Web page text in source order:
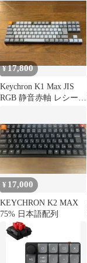
¥17,800
Keychron K1 Max JIS
RGB 静音赤軸 レシーバ
¥ 17,000
KEYCHRON K2 MAX
75% 日本語配列